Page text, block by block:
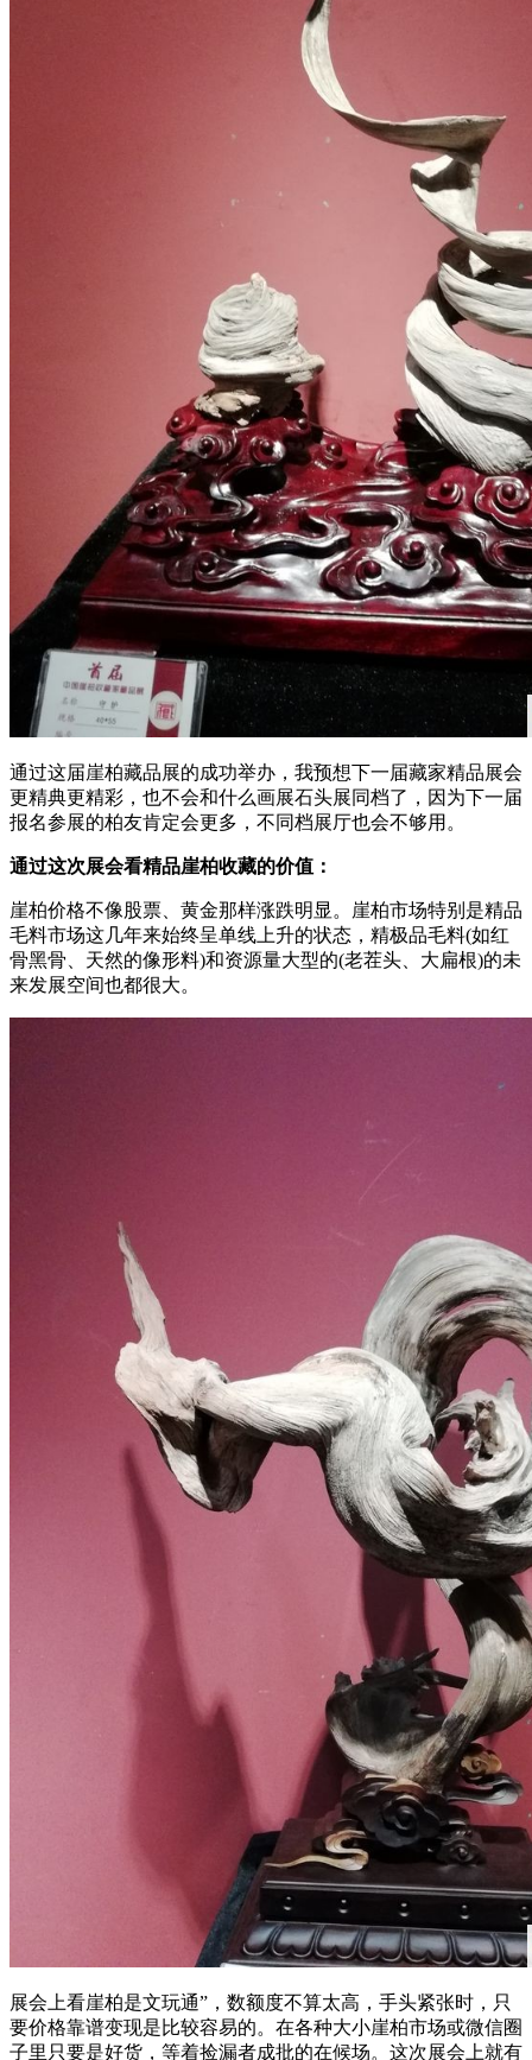
通过这届崖柏藏品展的成功举办，我预想下一届藏家精品展会
更精典更精彩，也不会和什么画展石头展同档了，因为下一届
报名参展的柏友肯定会更多，不同档展厅也会不够用。
通过这次展会看精品崖柏收藏的价值：
崖柏价格不像股票、黄金那样涨跌明显。崖柏市场特别是精品
毛料市场这几年来始终呈单线上升的状态，精极品毛料(如红
骨黑骨、天然的像形料)和资源量大型的(老茬头、大扁根)的未
来发展空间也都很大。
展会上看崖柏是文玩通”，数额度不算太高，手头紧张时，只
要价格靠谱变现是比较容易的。在各种大小崖柏市场或微信圈
子里只要是好货，等着捡漏者成批的在候场。这次展会上就有